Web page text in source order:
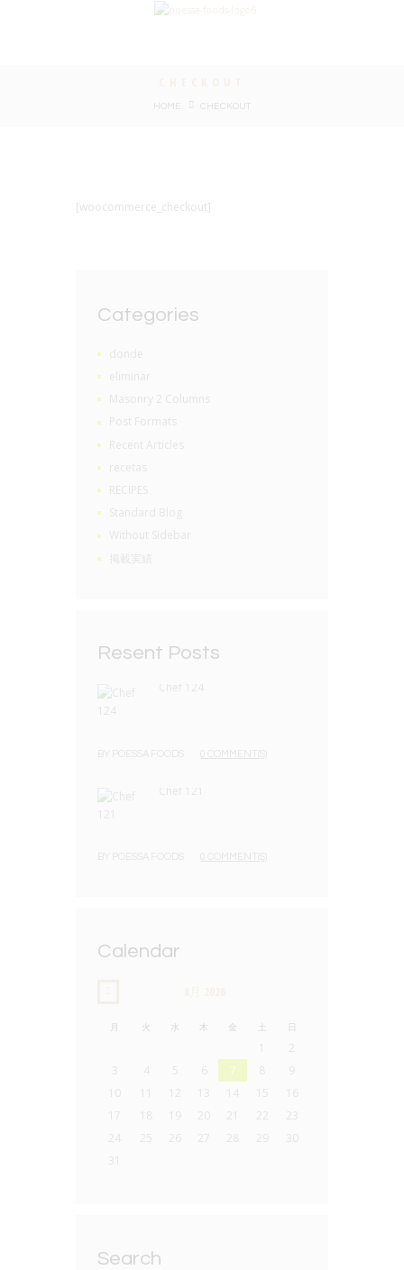
HOME CHECKOUT
[woocommerce_checkout]
Categories
donde
eliminar
Masonry 2 Columns
Post Formats
Recent Articles
recetas
RECIPES
Standard Blog
Without Sidebar
掲載実績
Resent Posts
Chef 124
Chef 121
Calendar
月 火 水 木 金 土 日
2
3
4 5 6 7
9
10
12 13 14 15
16
17
19 20 21 22
23
24
25 26 27 28 29
30
31
Search